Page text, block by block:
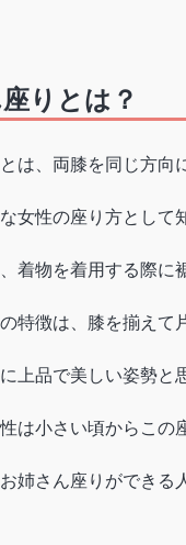
りとは？
は、両膝を同じ方向
女性の座り方として
着物を着用する際に
特徴は、膝を揃えて
上品で美しい姿勢と
は小さい頃からこの
姉さん座りができる